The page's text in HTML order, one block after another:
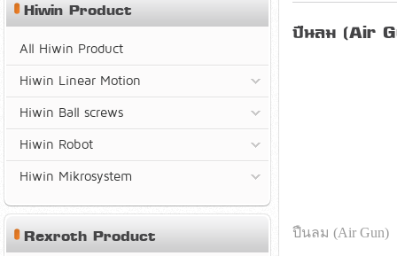
ปืนลม (Air
ปืนลม (Air Gun)
Hiwin Product
All Hiwin Product
Hiwin Linear Motion
Hiwin Ball screws
Hiwin Robot
Hiwin Mikrosystem
Rexroth Product